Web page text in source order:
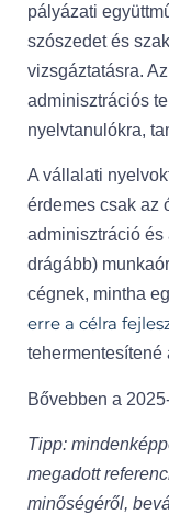
pályázati
szószedet és
vizsgáztatásra.
adminisztrációs
nyelvtanulókra,
A vállalati
érdemes csak az
adminisztráció és
drágább)
cégnek, mintha
erre a célra
tehermentesítené
Bővebben a
Tipp:
megadott
minőségéről,